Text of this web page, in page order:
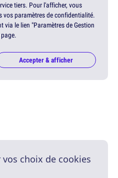
tiers. Pour l'afficher, vous
vos paramètres de confidentialité.
via le lien "Paramètres de Gestion
Accepter & afficher
choix de cookies